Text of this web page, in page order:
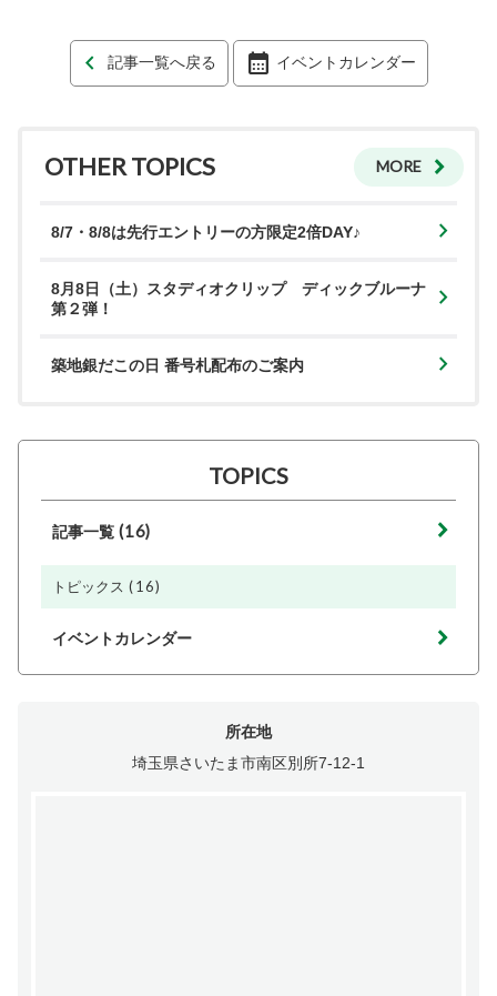
記事一覧へ戻る イベントカレンダー
OTHER TOPICS MORE
8/7・8/8は先行エントリーの方限定2倍DAY♪
8月8日（土）スタディオクリップ ディックブルーナ
第２弾！
築地銀だこの日 番号札配布のご案内
TOPICS
記事一覧 (16)
トピックス (16)
イベントカレンダー
所在地
埼玉県さいたま市南区別所7-12-1